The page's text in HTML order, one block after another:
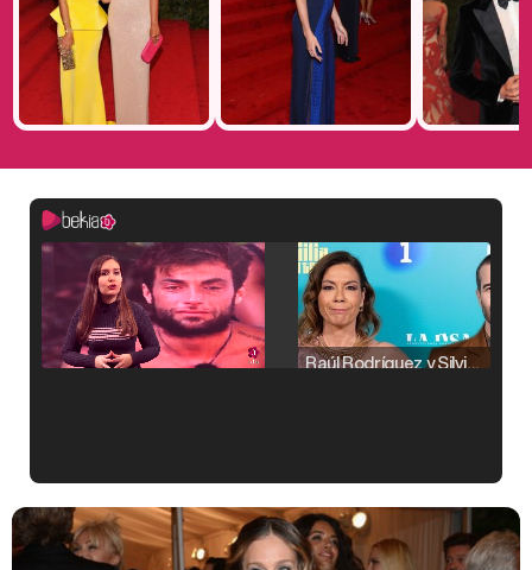
Raúl Rodríguez y Silvia Taulés nos cuentan su papel en 'La familia de la tele'